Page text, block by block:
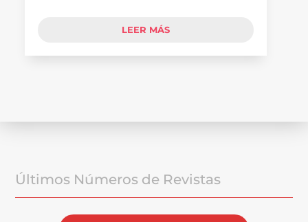
LEER MÁS
Últimos Números de Revistas